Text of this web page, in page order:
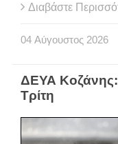
Διαβάστε
04 Αύγουστος 2026
ΔΕΥΑ
Τρίτη